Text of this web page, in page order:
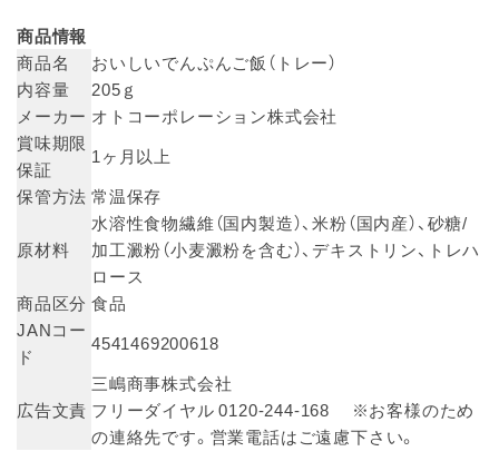
商品情報
商品名
おいしいでんぷんご飯（トレー）
内容量
205ｇ
メーカー オトコーポレーション株式会社
賞味期限
保証
1ヶ月以上
保管方法 常温保存
原材料
水溶性食物繊維（国内製造）、米粉（国内産）、砂糖/
加工澱粉（小麦澱粉を含む）、デキストリン、トレハ
ロース
商品区分 食品
JANコー
ド
4541469200618
広告文責
三嶋商事株式会社
フリーダイヤル 0120-244-168 ※お客様のため
の連絡先です。営業電話はご遠慮下さい。